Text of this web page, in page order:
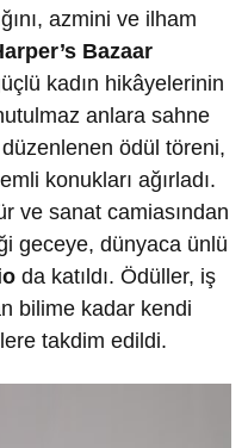
azmini ve ilham
Bazaar
kadın hikâyelerinin
anlara sahne
ödül töreni,
konukları ağırladı.
ve sanat camiasından
geceye, dünyaca ünlü
da katıldı. Ödüller, iş
bilime kadar kendi
takdim edildi.